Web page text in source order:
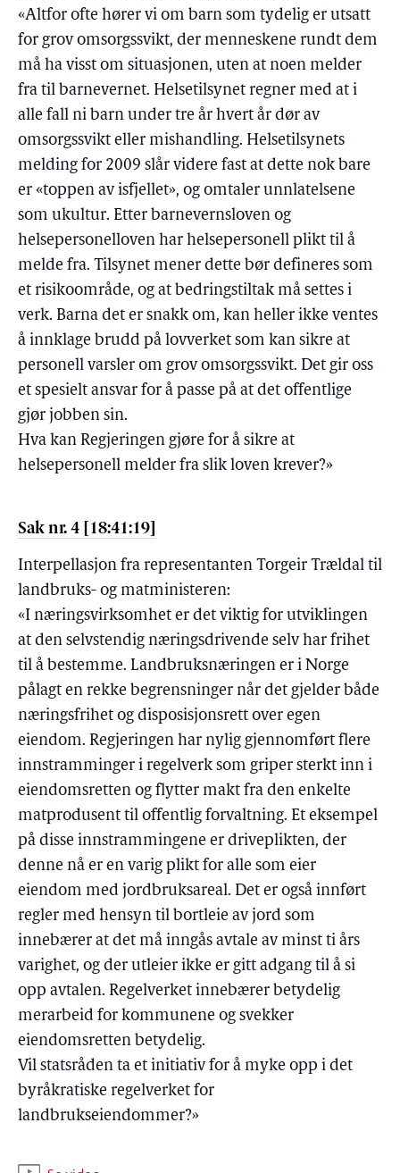
«Altfor ofte hører vi om barn som tydelig er utsatt
for grov omsorgssvikt, der menneskene rundt dem
må ha visst om situasjonen, uten at noen melder
fra til barnevernet. Helsetilsynet regner med at i
alle fall ni barn under tre år hvert år dør av
omsorgssvikt eller mishandling. Helsetilsynets
melding for 2009 slår videre fast at dette nok bare
er «toppen av isfjellet», og omtaler unnlatelsene
som ukultur. Etter barnevernsloven og
helsepersonelloven har helsepersonell plikt til å
melde fra. Tilsynet mener dette bør defineres som
et risikoområde, og at bedringstiltak må settes i
verk. Barna det er snakk om, kan heller ikke ventes
å innklage brudd på lovverket som kan sikre at
personell varsler om grov omsorgssvikt. Det gir oss
et spesielt ansvar for å passe på at det offentlige
gjør jobben sin.
Hva kan Regjeringen gjøre for å sikre at
helsepersonell melder fra slik loven krever?»
Sak nr. 4 [18:41:19]
Interpellasjon fra representanten Torgeir Trældal til
landbruks- og matministeren:
«I næringsvirksomhet er det viktig for utviklingen
at den selvstendig næringsdrivende selv har frihet
til å bestemme. Landbruksnæringen er i Norge
pålagt en rekke begrensninger når det gjelder både
næringsfrihet og disposisjonsrett over egen
eiendom. Regjeringen har nylig gjennomført flere
innstramminger i regelverk som griper sterkt inn i
eiendomsretten og flytter makt fra den enkelte
matprodusent til offentlig forvaltning. Et eksempel
på disse innstrammingene er driveplikten, der
denne nå er en varig plikt for alle som eier
eiendom med jordbruksareal. Det er også innført
regler med hensyn til bortleie av jord som
innebærer at det må inngås avtale av minst ti års
varighet, og der utleier ikke er gitt adgang til å si
opp avtalen. Regelverket innebærer betydelig
merarbeid for kommunene og svekker
eiendomsretten betydelig.
Vil statsråden ta et initiativ for å myke opp i det
byråkratiske regelverket for
landbrukseiendommer?»